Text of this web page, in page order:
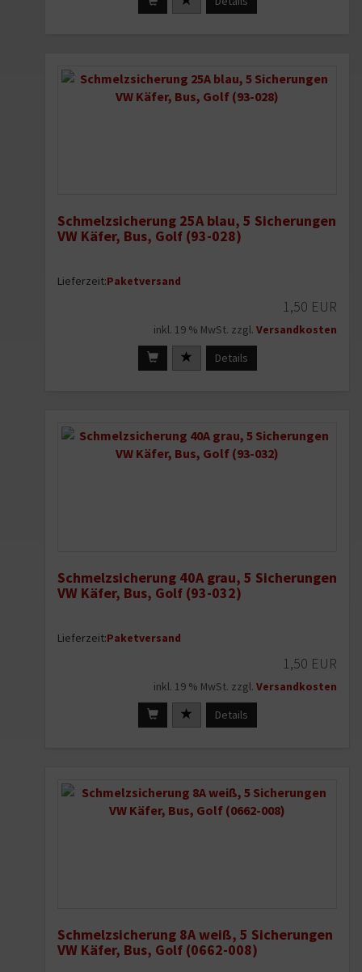
Schmelzsicherung 25A blau, 5 Sicherungen
VW Käfer, Bus, Golf (93-028)
Lieferzeit:Paketversand
1,50 EUR
inkl. 19 % MwSt. zzgl. Versandkosten
Details
Schmelzsicherung 40A grau, 5 Sicherungen
VW Käfer, Bus, Golf (93-032)
Lieferzeit:Paketversand
1,50 EUR
inkl. 19 % MwSt. zzgl. Versandkosten
Details
Schmelzsicherung 8A weiß, 5 Sicherungen
VW Käfer, Bus, Golf (0662-008)